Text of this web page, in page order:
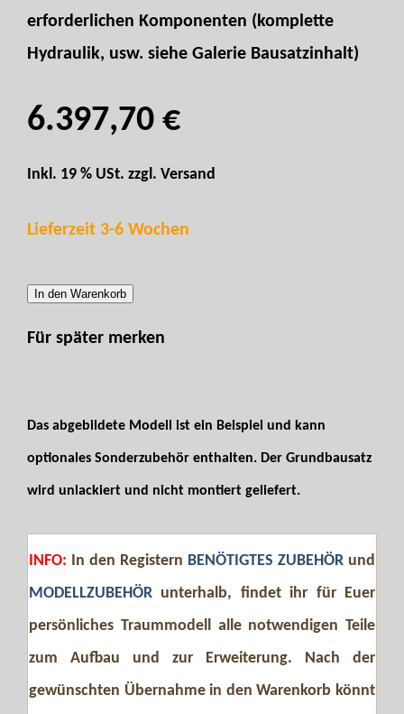
erforderlichen Komponenten (komplette
Hydraulik, usw. siehe Galerie Bausatzinhalt)
6.397,70 €
Inkl. 19 % USt. zzgl. Versand
Lieferzeit 3-6 Wochen
In den Warenkorb
Für später merken
Das abgebildete Modell ist ein Beispiel und kann
optionales Sonderzubehör enthalten. Der Grundbausatz
wird unlackiert und nicht montiert geliefert.
INFO: In den Registern BENÖTIGTES ZUBEHÖR und
MODELLZUBEHÖR unterhalb, findet ihr für Euer
persönliches Traummodell alle notwendigen Teile
zum Aufbau und zur Erweiterung. Nach der
gewünschten Übernahme in den Warenkorb könnt